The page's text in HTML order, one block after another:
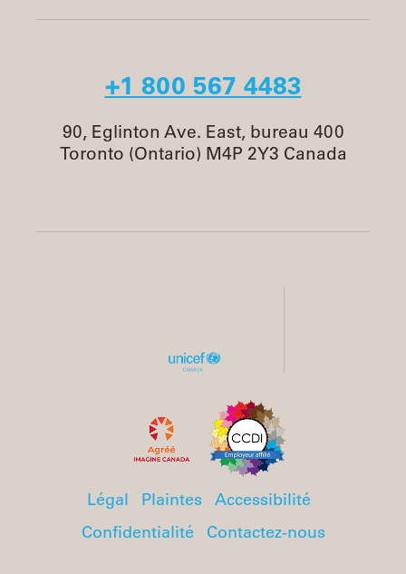
+1 800 567 4483
90, Eglinton Ave. East, bureau 400
Toronto (Ontario) M4P 2Y3 Canada
Légal Plaintes
Accessibilité
Confidentialité
Contactez-nous